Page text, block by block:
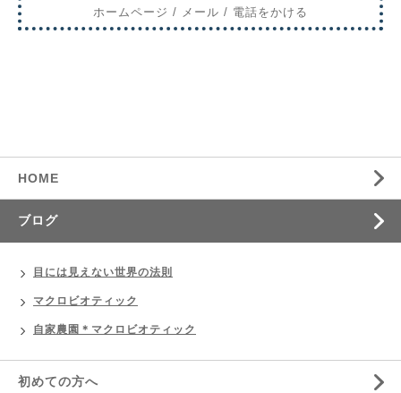
ホームページ / メール / 電話をかける
HOME
ブログ
目には見えない世界の法則
マクロビオティック
自家農園＊マクロビオティック
初めての方へ